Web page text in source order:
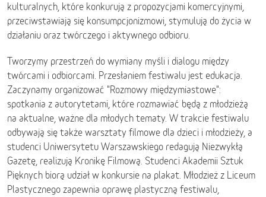
kulturalnych, które konkurują z propozycjami komercyjnymi,
przeciwstawiają się konsumpcjonizmowi, stymulują do życia w
działaniu oraz twórczego i aktywnego odbioru.
Tworzymy przestrzeń do wymiany myśli i dialogu między
twórcami i odbiorcami. Przesłaniem festiwalu jest edukacja.
Zaczynamy organizować "Rozmowy międzymiastowe":
spotkania z autorytetami, które rozmawiać będą z młodzieżą
na aktualne, ważne dla młodych tematy. W trakcie festiwalu
odbywają się także warsztaty filmowe dla dzieci i młodzieży, a
studenci Uniwersytetu Warszawskiego redagują Niezwykłą
Gazetę, realizują Kronikę Filmową. Studenci Akademii Sztuk
Pięknych biorą udział w konkursie na plakat. Młodzież z Liceum
Plastycznego zapewnia oprawę plastyczną festiwalu,